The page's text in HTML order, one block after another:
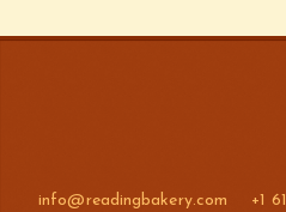
info@readingbakery.com +1